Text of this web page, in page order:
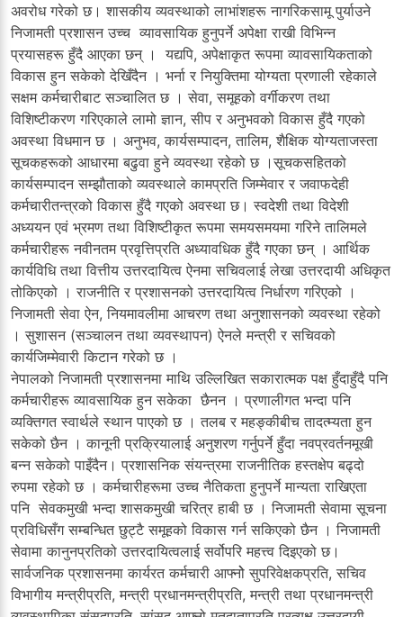
अवरोध गरेको छ। शासकीय व्यवस्थाको लाभांशहरू नागरिकसामू पुर्याउने
निजामती प्रशासन उच्च व्यावसायिक हुनुपर्ने अपेक्षा राखी विभिन्न
प्रयासहरू हुँदै आएका छन् । यद्यपि, अपेक्षाकृत रूपमा व्यावसायिकताको
विकास हुन सकेको देखिँदैन । भर्ना र नियुक्तिमा योग्यता प्रणाली रहेकाले
सक्षम कर्मचारीबाट सञ्चालित छ । सेवा, समूहको वर्गीकरण तथा
विशिष्टीकरण गरिएकाले लामो ज्ञान, सीप र अनुभवको विकास हुँदै गएको
अवस्था विधमान छ । अनुभव, कार्यसम्पादन, तालिम, शैक्षिक योग्यताजस्ता
सूचकहरूको आधारमा बढुवा हुने व्यवस्था रहेको छ ।सूचकसहितको
कार्यसम्पादन सम्झौताको व्यवस्थाले कामप्रति जिम्मेवार र जवाफदेही
कर्मचारीतन्त्रको विकास हुँदै गएको अवस्था छ। स्वदेशी तथा विदेशी
अध्ययन एवं भ्रमण तथा विशिष्टीकृत रूपमा समयसमयमा गरिने तालिमले
कर्मचारीहरू नवीनतम प्रवृत्तिप्रति अध्यावधिक हुँदै गएका छन् । आर्थिक
कार्यविधि तथा वित्तीय उत्तरदायित्व ऐनमा सचिवलाई लेखा उत्तरदायी अधिकृत
तोकिएको । राजनीति र प्रशासनको उत्तरदायित्व निर्धारण गरिएको ।
निजामती सेवा ऐन, नियमावलीमा आचरण तथा अनुशासनको व्यवस्था रहेको
। सुशासन (सञ्चालन तथा व्यवस्थापन) ऐनले मन्त्री र सचिवको
कार्यजिम्मेवारी किटान गरेको छ ।
नेपालको निजामती प्रशासनमा माथि उल्लिखित सकारात्मक पक्ष हुँदाहुँदै पनि
कर्मचारीहरू व्यावसायिक हुन सकेका छैनन । प्रणालीगत भन्दा पनि
व्यक्तिगत स्वार्थले स्थान पाएको छ । तलब र महङ्कीबीच तादत्म्यता हुन
सकेको छैन । कानूनी प्रक्रियालाई अनुशरण गर्नुपर्ने हुँदा नवप्रवर्तनमूखी
बन्न सकेको पाइँदैन। प्रशासनिक संयन्त्रमा राजनीतिक हस्तक्षेप बढ्दो
रुपमा रहेको छ । कर्मचारीहरूमा उच्च नैतिकता हुनुपर्ने मान्यता राखिएता
पनि सेवकमुखी भन्दा शासकमुखी चरित्र हाबी छ । निजामती सेवामा सूचना
प्रविधिसँग सम्बन्धित छुट्टै समूहको विकास गर्न सकिएको छैन । निजामती
सेवामा कानुनप्रतिको उत्तरदायित्वलाई सर्वोपरि महत्त्व दिइएको छ।
सार्वजनिक प्रशासनमा कार्यरत कर्मचारी आफ्नोे सुपरिवेक्षकप्रति, सचिव
विभागीय मन्त्रीप्रति, मन्त्री प्रधानमन्त्रीप्रति, मन्त्री तथा प्रधानमन्त्री